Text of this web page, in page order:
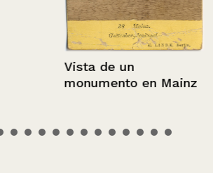
Vista de un
monumento en Mainz